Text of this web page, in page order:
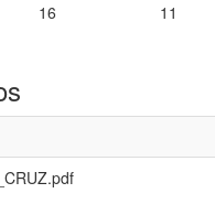
16 11